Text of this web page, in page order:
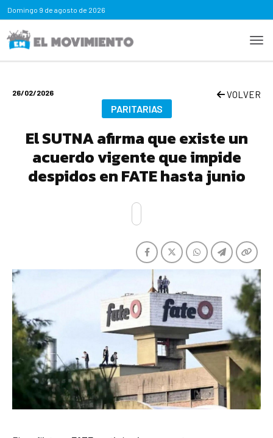
Domingo 9 de agosto de 2026
26/02/2026 VOLVER
PARITARIAS
El SUTNA afirma que existe un
acuerdo vigente que impide
despidos en FATE hasta junio